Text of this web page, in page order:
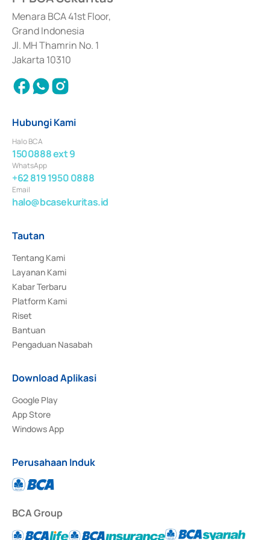
dan izin usaha lainnya dari Bank Indonesia sebagai Lembaga Pendukung
Penerbitan, Transaksi, serta Penatausahaan dan Penyelesaian Transaksi
Surat Berharga Komersial yang izinnya diterbitkan pada tahun 2018.
Menara BCA 41st Floor,
Grand Indonesia
Jl. MH Thamrin No. 1
Jakarta 10310
Hubungi Kami
Halo BCA
1500888 ext 9
WhatsApp
+62 819 1950 0888
Email
halo@bcasekuritas.id
Tautan
Tentang Kami
Layanan Kami
Kabar Terbaru
Platform Kami
Riset
Bantuan
Pengaduan Nasabah
Download Aplikasi
Google Play
App Store
Windows App
Perusahaan Induk
BCA Group